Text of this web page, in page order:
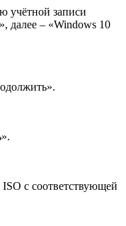
учётной записи
далее – «Windows 10
с соответствующей